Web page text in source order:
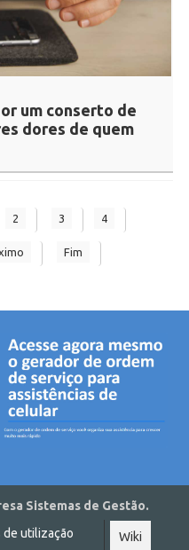
um conserto de
dores de quem
2 3 4
Fim
Sistemas de Gestão.
de utilização
Wiki